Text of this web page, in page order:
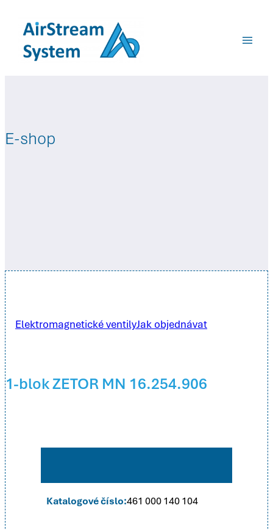
obsah
E-shop
Elektromagnetické ventilyJak objednávat
1-blok ZETOR MN 16.254.906
Katalogové číslo:461 000 140 104